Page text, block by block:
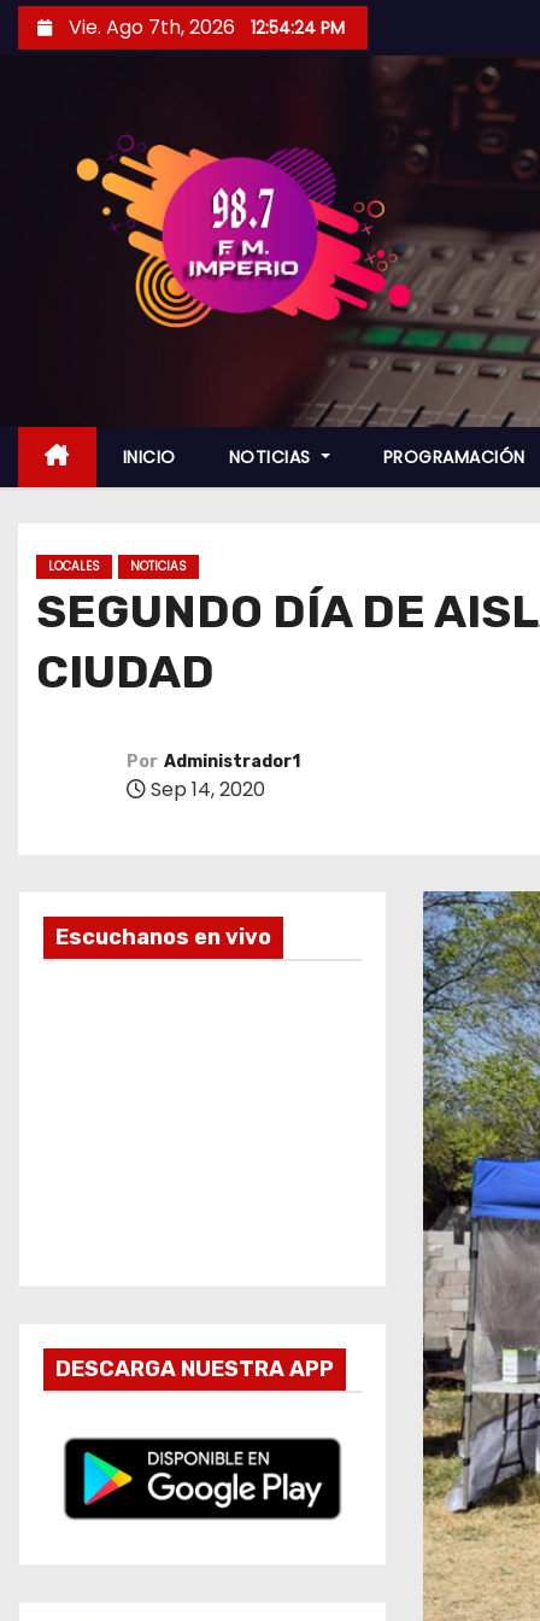
i
Vie. Ago 7th, 2026 12:54:26 PM
INICIO NOTICIAS PROGRAMACIÓN
LOCALES NOTICIAS
SEGUNDO DÍA DE
CIUDAD
Por Administrador1
Sep 14, 2020
Escuchanos en vivo
DESCARGA NUESTRA APP